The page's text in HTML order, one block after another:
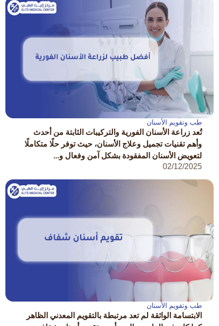
طب وتقويم الأسنان
تُعد زراعة الأسنان الفورية والتركيبات الثابتة من أحدث
وأهم تقنيات تجميل وعلاج الأسنان، حيث توفر حلًا متكاملًا
لتعويض الأسنان المفقودة بشكل آمن وفعال و...
02/12/2025
طب وتقويم الأسنان
الابتسامة الواثقة لم تعد مرتبطة بالتقويم المعدني الظاهر